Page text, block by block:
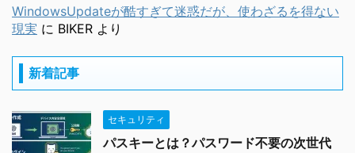
WindowsUpdateが酷すぎて迷惑だが、使わざるを得ない
現実 に BIKER より
新着記事
セキュリティ
パスキーとは？パスワード不要の次世代